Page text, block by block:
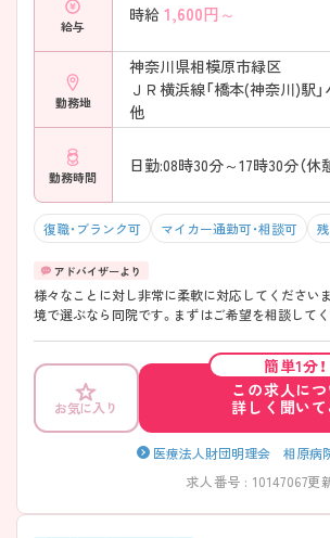
給与
時給 1,600円～
勤務地
神奈川県相模原市緑区
ＪＲ横浜線「橋本(神奈川)駅」
他
勤務時間
日勤:08時30分～17時30分（休
復職・ブランク可 マイカー通勤可・相談可
様々なことに対し非常に柔軟に対応してください
境で選ぶなら同院です。まずはご希望を相談してく
お気に入り
簡単1分！
この求人につ
詳しく聞いて
医療法人財団明理会 相原病
求人番号 : 10147067更